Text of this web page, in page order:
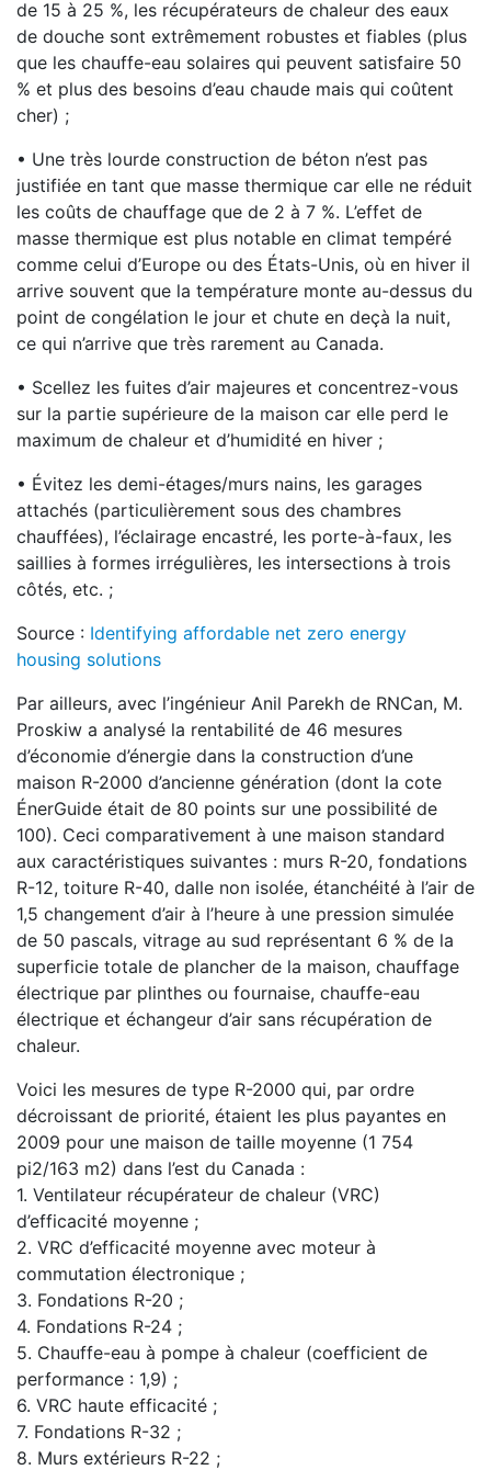
de 15 à 25 %, les récupérateurs de chaleur des eaux
de douche sont extrêmement robustes et fiables (plus
que les chauffe-eau solaires qui peuvent satisfaire 50
% et plus des besoins d’eau chaude mais qui coûtent
cher) ;
• Une très lourde construction de béton n’est pas
justifiée en tant que masse thermique car elle ne réduit
les coûts de chauffage que de 2 à 7 %. L’effet de
masse thermique est plus notable en climat tempéré
comme celui d’Europe ou des États-Unis, où en hiver il
arrive souvent que la température monte au-dessus du
point de congélation le jour et chute en deçà la nuit,
ce qui n’arrive que très rarement au Canada.
• Scellez les fuites d’air majeures et concentrez-vous
sur la partie supérieure de la maison car elle perd le
maximum de chaleur et d’humidité en hiver ;
• Évitez les demi-étages/murs nains, les garages
attachés (particulièrement sous des chambres
chauffées), l’éclairage encastré, les porte-à-faux, les
saillies à formes irrégulières, les intersections à trois
côtés, etc. ;
Source : Identifying affordable net zero energy
housing solutions
Par ailleurs, avec l’ingénieur Anil Parekh de RNCan, M.
Proskiw a analysé la rentabilité de 46 mesures
d’économie d’énergie dans la construction d’une
maison R-2000 d’ancienne génération (dont la cote
ÉnerGuide était de 80 points sur une possibilité de
100). Ceci comparativement à une maison standard
aux caractéristiques suivantes : murs R-20, fondations
R-12, toiture R-40, dalle non isolée, étanchéité à l’air de
1,5 changement d’air à l’heure à une pression simulée
de 50 pascals, vitrage au sud représentant 6 % de la
superficie totale de plancher de la maison, chauffage
électrique par plinthes ou fournaise, chauffe-eau
électrique et échangeur d’air sans récupération de
chaleur.
Voici les mesures de type R-2000 qui, par ordre
décroissant de priorité, étaient les plus payantes en
2009 pour une maison de taille moyenne (1 754
pi2/163 m2) dans l’est du Canada :
1. Ventilateur récupérateur de chaleur (VRC)
d’efficacité moyenne ;
2. VRC d’efficacité moyenne avec moteur à
commutation électronique ;
3. Fondations R-20 ;
4. Fondations R-24 ;
5. Chauffe-eau à pompe à chaleur (coefficient de
performance : 1,9) ;
6. VRC haute efficacité ;
7. Fondations R-32 ;
8. Murs extérieurs R-22 ;